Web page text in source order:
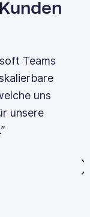
des IT-
deutliche
erreicht.”